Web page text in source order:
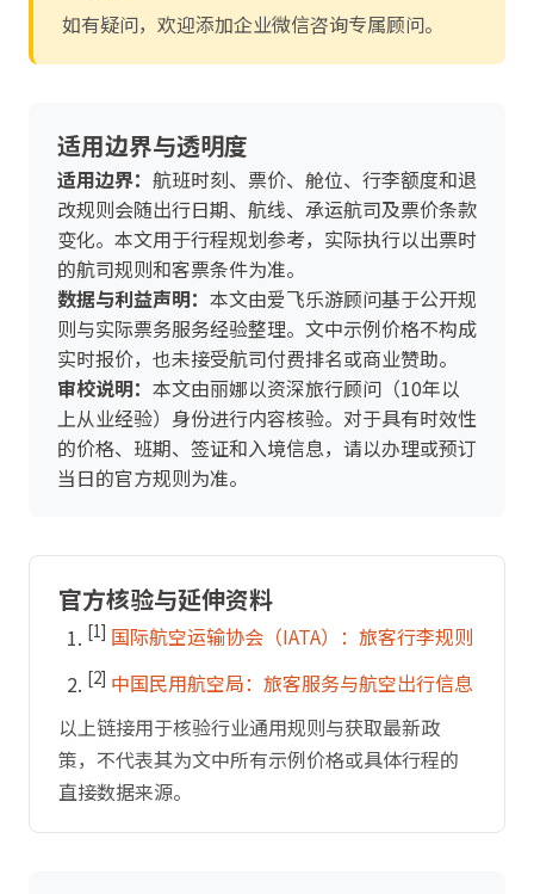
如有疑问，欢迎添加企业微信咨询专属顾问。
适用边界与透明度
适用边界： 航班时刻、票价、舱位、行李额度和退
改规则会随出行日期、航线、承运航司及票价条款
变化。本文用于行程规划参考，实际执行以出票时
的航司规则和客票条件为准。
数据与利益声明： 本文由爱飞乐游顾问基于公开规
则与实际票务服务经验整理。文中示例价格不构成
实时报价，也未接受航司付费排名或商业赞助。
审校说明： 本文由丽娜以资深旅行顾问（10年以
上从业经验）身份进行内容核验。对于具有时效性
的价格、班期、签证和入境信息，请以办理或预订
当日的官方规则为准。
官方核验与延伸资料
[1] 国际航空运输协会（IATA）：旅客行李规则
[2] 中国民用航空局：旅客服务与航空出行信息
以上链接用于核验行业通用规则与获取最新政
策，不代表其为文中所有示例价格或具体行程的
直接数据来源。